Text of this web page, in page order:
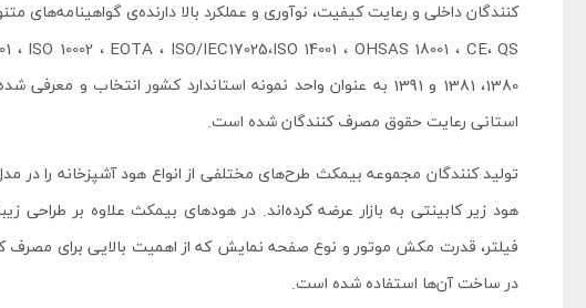
کنندگان داخلی و رعایت کیفیت، نوآوری و عملکرد بالا دارنده‌ی گواهینامه‌های
استانی رعایت حقوق مصرف کنندگان شده است.
تولید کنندگان مجموعه بیمکث طرح‌های مختلفی از انواع هود آشپزخانه را در
هود زیر کابینتی به بازار عرضه کرده‌اند. در هودهای بیمکث علاوه بر طراحی
فیلتر، قدرت مکش موتور و نوع صفحه نمایش که از اهمیت بالایی برای مصرف
در ساخت آن‌ها استفاده شده است.